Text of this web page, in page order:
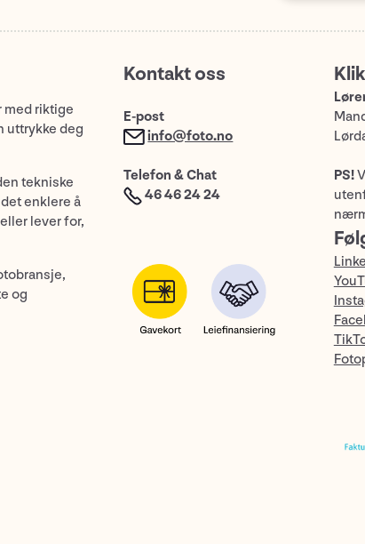
riktige
uttrykke deg
tekniske
enklere å
lever for,
og
Kontakt oss
E-post
info@foto.no
Telefon & Chat
46 46 24 24
PS!